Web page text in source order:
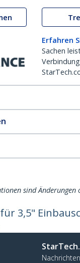
Erfahren
Sachen
sind
3,5"
Nachrichten